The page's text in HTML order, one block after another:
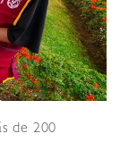
de 200